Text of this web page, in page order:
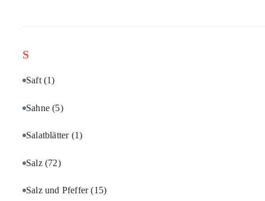
S
Saft(1)
Sahne(5)
Salatblätter (1)
Salz (72)
Salz und Pfeffer(15)